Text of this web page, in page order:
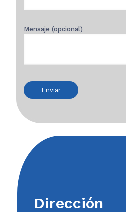
Mensaje (opcional)
Dirección